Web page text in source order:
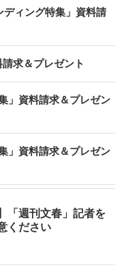
ディング特集」資料請
求＆プレゼント
」資料請求＆プレゼン
」資料請求＆プレゼン
「週刊文春」記者を
ください